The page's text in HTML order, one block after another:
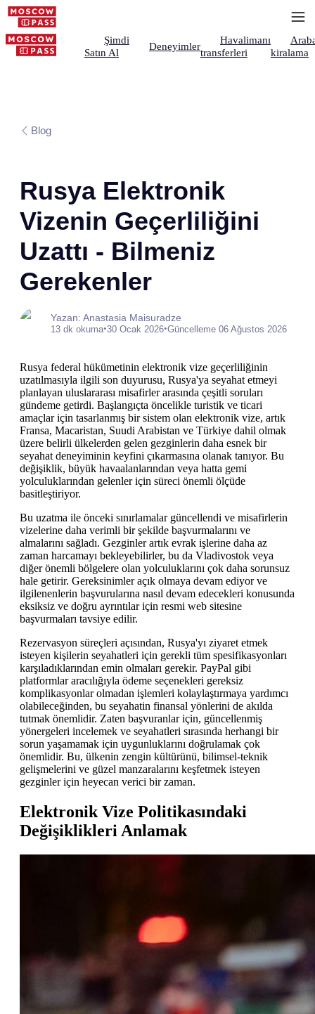
Şimdi
Satın Al
Deneyimler
Havalimanı
transferleri
kiralama
Blog
Rusya Elektronik
Vizenin Geçerliliğini
Uzattı - Bilmeniz
Gerekenler
Yazan: Anastasia Maisuradze
13 dk okuma•30 Ocak 2026•Güncelleme 06 Ağustos 2026
Rusya federal hükümetinin elektronik vize geçerliliğinin
uzatılmasıyla ilgili son duyurusu, Rusya'ya seyahat etmeyi
planlayan uluslararası misafirler arasında çeşitli soruları
gündeme getirdi. Başlangıçta öncelikle turistik ve ticari
amaçlar için tasarlanmış bir sistem olan elektronik vize, artık
Fransa, Macaristan, Suudi Arabistan ve Türkiye dahil olmak
üzere belirli ülkelerden gelen gezginlerin daha esnek bir
seyahat deneyiminin keyfini çıkarmasına olanak tanıyor. Bu
değişiklik, büyük havaalanlarından veya hatta gemi
yolculuklarından gelenler için süreci önemli ölçüde
basitleştiriyor.
Bu uzatma ile önceki sınırlamalar güncellendi ve misafirlerin
vizelerine daha verimli bir şekilde başvurmalarını ve
almalarını sağladı. Gezginler artık evrak işlerine daha az
zaman harcamayı bekleyebilirler, bu da Vladivostok veya
diğer önemli bölgelere olan yolculuklarını çok daha sorunsuz
hale getirir. Gereksinimler açık olmaya devam ediyor ve
ilgilenenlerin başvurularına nasıl devam edecekleri konusunda
eksiksiz ve doğru ayrıntılar için resmi web sitesine
başvurmaları tavsiye edilir.
Rezervasyon süreçleri açısından, Rusya'yı ziyaret etmek
isteyen kişilerin seyahatleri için gerekli tüm spesifikasyonları
karşıladıklarından emin olmaları gerekir. PayPal gibi
platformlar aracılığıyla ödeme seçenekleri gereksiz
komplikasyonlar olmadan işlemleri kolaylaştırmaya yardımcı
olabileceğinden, bu seyahatin finansal yönlerini de akılda
tutmak önemlidir. Zaten başvuranlar için, güncellenmiş
yönergeleri incelemek ve seyahatleri sırasında herhangi bir
sorun yaşamamak için uygunluklarını doğrulamak çok
önemlidir. Bu, ülkenin zengin kültürünü, bilimsel-teknik
gelişmelerini ve güzel manzaralarını keşfetmek isteyen
gezginler için heyecan verici bir zaman.
Elektronik Vize Politikasındaki
Değişiklikleri Anlamak